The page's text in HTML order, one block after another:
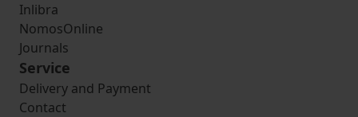
Inlibra
NomosOnline
Journals
Service
Delivery and Payment
Contact